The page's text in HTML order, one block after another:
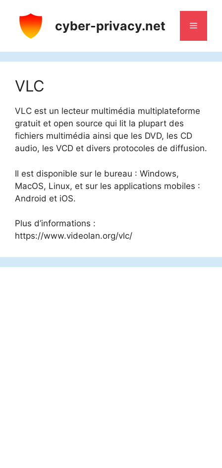
contenu
cyber-privacy.net Menu
VLC
VLC est un lecteur multimédia multiplateforme
gratuit et open source qui lit la plupart des
fichiers multimédia ainsi que les DVD, les CD
audio, les VCD et divers protocoles de diffusion.
Il est disponible sur le bureau : Windows,
MacOS, Linux, et sur les applications mobiles :
Android et iOS.
Plus d’informations :
https://www.videolan.org/vlc/